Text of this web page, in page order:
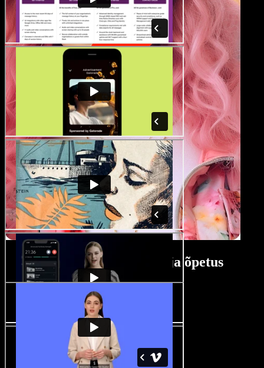
Romantilise filmitootja õpetus